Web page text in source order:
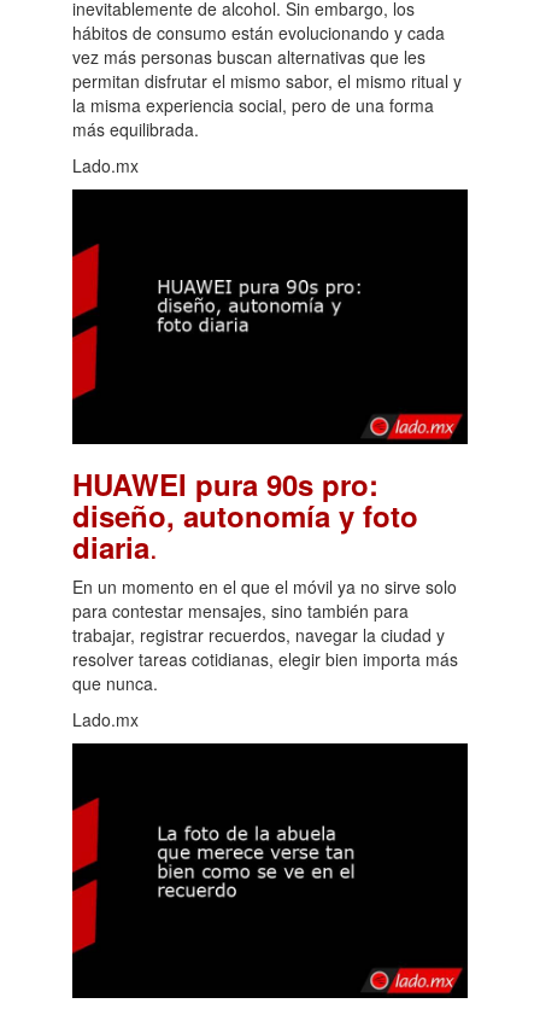
inevitablemente de alcohol. Sin embargo, los
hábitos de consumo están evolucionando y cada
vez más personas buscan alternativas que les
permitan disfrutar el mismo sabor, el mismo ritual y
la misma experiencia social, pero de una forma
más equilibrada.
Lado.mx
HUAWEI pura 90s pro:
diseño, autonomía y foto
diaria.
En un momento en el que el móvil ya no sirve solo
para contestar mensajes, sino también para
trabajar, registrar recuerdos, navegar la ciudad y
resolver tareas cotidianas, elegir bien importa más
que nunca.
Lado.mx